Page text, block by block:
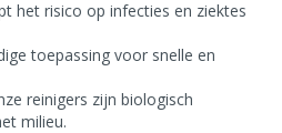
het risico op infecties en ziektes
toepassing voor snelle en
reinigers zijn biologisch
milieu.